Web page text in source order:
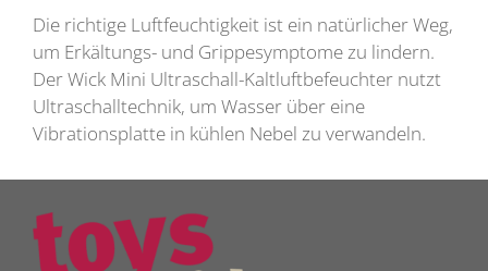
Die richtige Luftfeuchtigkeit ist ein natürlicher Weg,
um Erkältungs- und Grippesymptome zu lindern.
Der Wick Mini Ultraschall-Kaltluftbefeuchter nutzt
Ultraschalltechnik, um Wasser über eine
Vibrationsplatte in kühlen Nebel zu verwandeln.